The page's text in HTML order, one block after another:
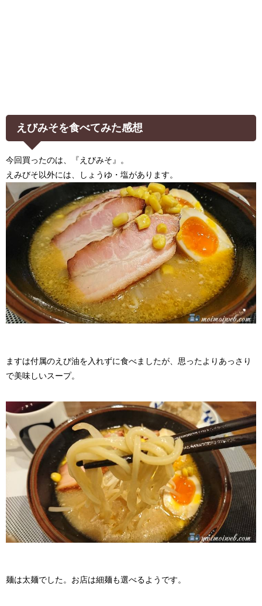
えびみそを食べてみた感想
今回買ったのは、『えびみそ』。
えみびそ以外には、しょうゆ・塩があります。
ますは付属のえび油を入れずに食べましたが、思ったよりあっさり
で美味しいスープ。
麺は太麺でした。お店は細麺も選べるようです。